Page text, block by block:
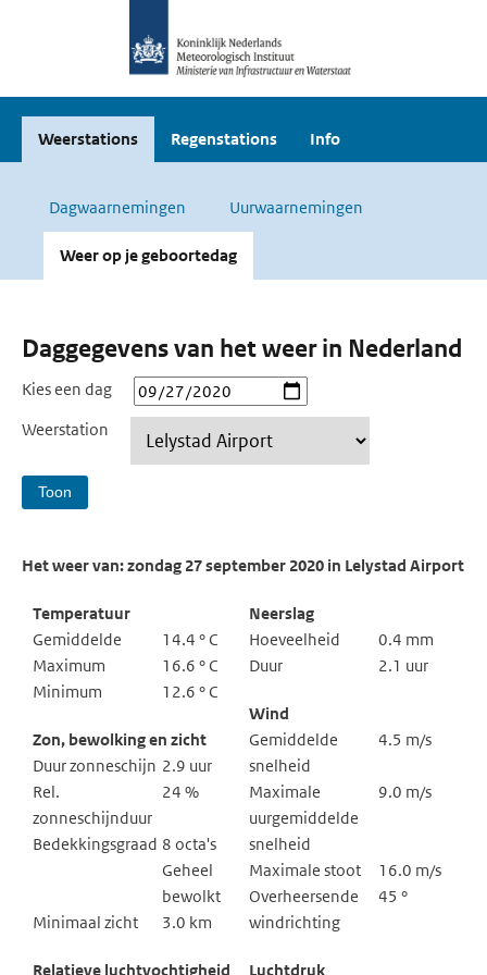
Weerstations Regenstations Info
Dagwaarnemingen Uurwaarnemingen
Weer op je geboortedag
Daggegevens van het weer in Nederland
Kies een dag
Weerstation
Toon
Het weer van: zondag 27 september 2020 in Lelystad Airport
Temperatuur
Gemiddelde
14.4 ° C
Maximum
16.6 ° C
Minimum
12.6 ° C
Zon, bewolking en zicht
Duur zonneschijn 2.9 uur
Rel.
zonneschijnduur
24 %
Bedekkingsgraad 8 octa's
Geheel
bewolkt
Minimaal zicht
3.0 km
Relatieve luchtvochtigheid
Neerslag
Hoeveelheid
0.4 mm
Duur
2.1 uur
Wind
Gemiddelde
snelheid
4.5 m/s
Maximale
uurgemiddelde
snelheid
9.0 m/s
Maximale stoot
16.0 m/s
Overheersende
windrichting
45 °
Luchtdruk